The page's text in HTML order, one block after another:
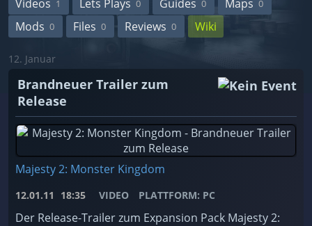
Videos 1 Lets Plays 0 Guides 0 Maps 0
Mods 0 Files 0 Reviews 0 Wiki
12. Januar
Brandneuer Trailer zum
Release
Majesty 2: Monster Kingdom
12.01.11 18:35 VIDEO PLATTFORM: PC
Der Release-Trailer zum Expansion Pack Majesty 2: